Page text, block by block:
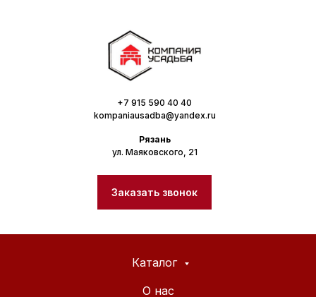
+7 915 590 40 40
kompaniausadba@yandex.ru
Рязань
ул. Маяковского, 21
Заказать звонок
Каталог
О нас